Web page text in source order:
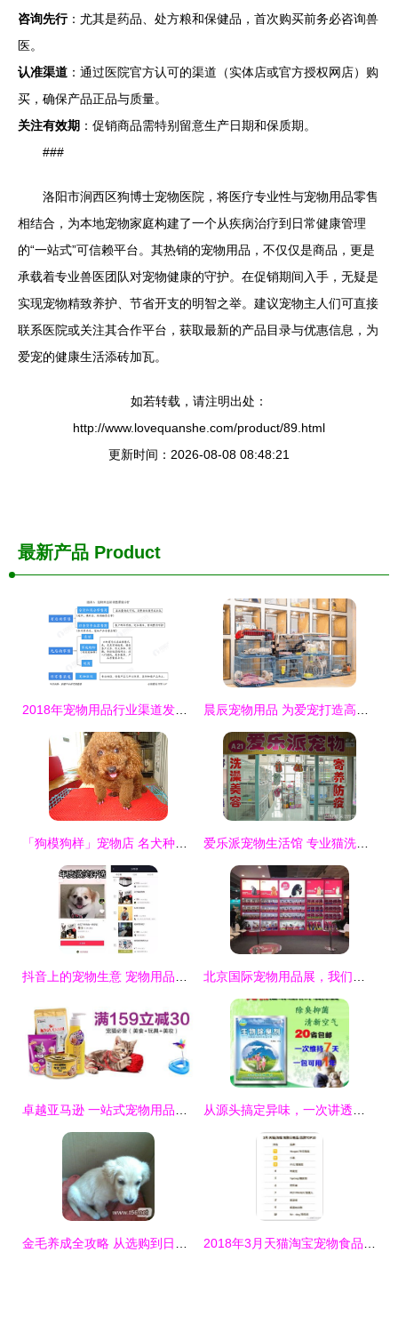
咨询先行：尤其是药品、处方粮和保健品，首次购买前务必咨询兽
医。
认准渠道 ：通过医院官方认可的渠道（实体店或官方授权网店）购
买，确保产品正品与质量。
关注有效期 ：促销商品需特别留意生产日期和保质期。
###
洛阳市涧西区狗博士宠物医院，将医疗专业性与宠物用品零售
相结合，为本地宠物家庭构建了一个从疾病治疗到日常健康管理
的“一站式”可信赖平台。其热销的宠物用品，不仅仅是商品，更是
承载着专业兽医团队对宠物健康的守护。在促销期间入手，无疑是
实现宠物精致养护、节省开支的明智之举。建议宠物主人们可直接
联系医院或关注其合作平台，获取最新的产品目录与优惠信息，为
爱宠的健康生活添砖加瓦。
如若转载，请注明出处：
http://www.lovequanshe.com/product/89.html
更新时间：2026-08-08 08:48:21
最新产品 Product